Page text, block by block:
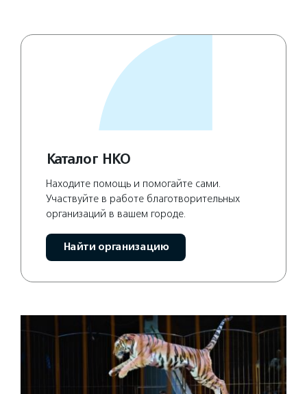
Каталог НКО
Находите помощь и помогайте сами.
Участвуйте в работе благотворительных
организаций в вашем городе.
Найти организацию